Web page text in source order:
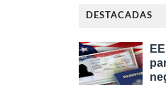
DESTACADAS